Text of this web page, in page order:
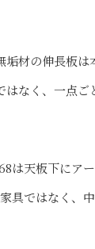
垢材の伸長板は
はなく、一点ご
は天板下にア
具ではなく、